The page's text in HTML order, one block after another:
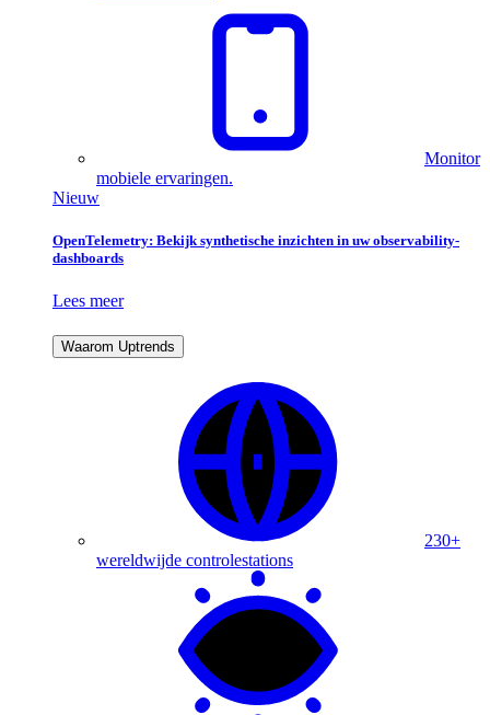
Monitor
mobiele ervaringen.
Nieuw
OpenTelemetry: Bekijk synthetische inzichten in uw observability-
dashboards
Lees meer
Waarom Uptrends
230+
wereldwijde controlestations